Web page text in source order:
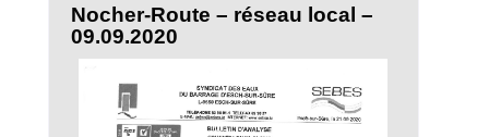
Nocher-Route – réseau local –
09.09.2020